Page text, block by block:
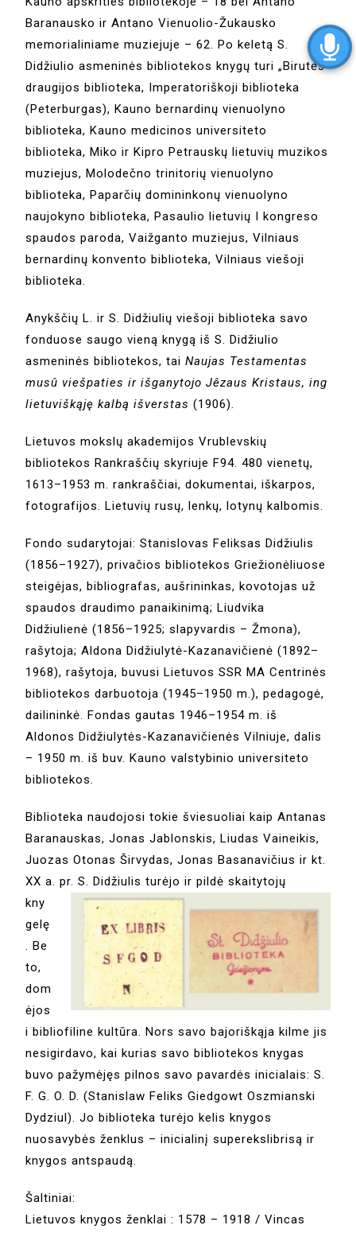
Baranausko ir Antano Vienuolio-Žukausko
memorialiniame muziejuje – 62. Po keletą S.
Didžiulio asmeninės bibliotekos knygų turi „Birutės“
draugijos biblioteka, Imperatoriškoji biblioteka
(Peterburgas), Kauno bernardinų vienuolyno
biblioteka, Kauno medicinos universiteto
biblioteka, Miko ir Kipro Petrauskų lietuvių muzikos
muziejus, Molodečno trinitorių vienuolyno
biblioteka, Paparčių domininkonų vienuolyno
naujokyno biblioteka, Pasaulio lietuvių I kongreso
spaudos paroda, Vaižganto muziejus, Vilniaus
bernardinų konvento biblioteka, Vilniaus viešoji
biblioteka.
Anykščių L. ir S. Didžiulių viešoji biblioteka savo
fonduose saugo vieną knygą iš S. Didžiulio
asmeninės bibliotekos, taiNaujas Testamentas
musû viešpaties ir išganytojo Jêzaus Kristaus, ing
lietuviškąję kalbą išverstas (1906).
Lietuvos mokslų akademijos Vrublevskių
bibliotekos Rankraščių skyriuje F94. 480 vienetų,
1613–1953 m. rankraščiai, dokumentai, iškarpos,
fotografijos. Lietuvių rusų, lenkų, lotynų kalbomis.
Fondo sudarytojai: Stanislovas Feliksas Didžiulis
(1856–1927), privačios bibliotekos Griežionėliuose
steigėjas, bibliografas, aušrininkas, kovotojas už
spaudos draudimo panaikinimą; Liudvika
Didžiulienė (1856–1925; slapyvardis – Žmona),
rašytoja; Aldona Didžiulytė-Kazanavičienė (1892–
1968), rašytoja, buvusi Lietuvos SSR MA Centrinės
bibliotekos darbuotoja (1945–1950 m.), pedagogė,
dailininkė. Fondas gautas 1946–1954 m. iš
Aldonos Didžiulytės-Kazanavičienės Vilniuje, dalis
– 1950 m. iš buv. Kauno valstybinio universiteto
bibliotekos.
Biblioteka naudojosi tokie šviesuoliai kaip Antanas
Baranauskas, Jonas Jablonskis, Liudas Vaineikis,
Juozas Otonas Širvydas, Jonas Basanavičius ir kt.
XX a. pr. S. Didžiulis turėjo ir pildė skaitytojų
kny
gelę
. Be
to,
dom
ėjos
i bibliofiline kultūra. Nors savo bajoriškąja kilme jis
nesigirdavo, kai kurias savo bibliotekos knygas
buvo pažymėjęs pilnos savo pavardės inicialais: S.
F. G. O. D. (Stanislaw Feliks Giedgowt Oszmianski
Dydziul). Jo biblioteka turėjo kelis knygos
nuosavybės ženklus – inicialinį superekslibrisą ir
knygos antspaudą.
Šaltiniai:
Lietuvos knygos ženklai : 1578 – 1918 / Vincas